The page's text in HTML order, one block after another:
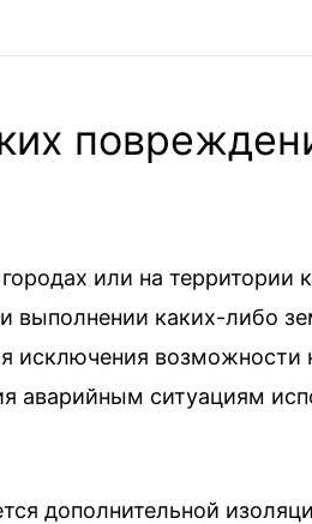
или на территории
выполнении каких-либо
возможности
аварийным ситуациям
дополнительной